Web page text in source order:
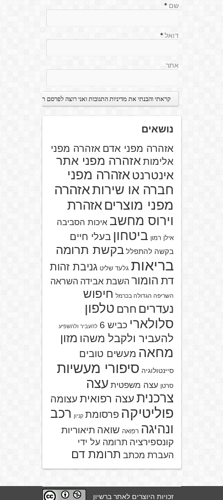
שם *
דואל *
אתר
נושאים
אזהרה מפני אדם אזהרה מפני
אלימות אזהרה מפני אתר
אינטרנט אזהרה מפני
חברה או שירותאזהרה
מפני מוצרים אזהרת
וירוס מחשב איכות הסביבה
אילן רמון ביטחון בעלי חיים
בקשה להתפלל בקשת תרומה
בריאות גלעד שליט גניבת זהות
דת הומור השבת אבידה השראה
השריפה הגדולה בכרמל חיפוש
נעדרים חרם טלפון
סלולארי כביש 6 להעביר ולהשפיע
להעביר ולקבל משהו מזון
מחאה מעשים טובים
סיינטולוגיה סיפורי מעשיות
סרטן עצה משפטית עצה
צרכנית עצה רפואית עצומה
פוליטיקה פרסומת קניון רכב
ונהיגה רפואה שואה תיאוריות
קונספירציה תרומה על ידי
העברת מכתב תרומת דם
זכויות היוצרים לאתר ברשיון